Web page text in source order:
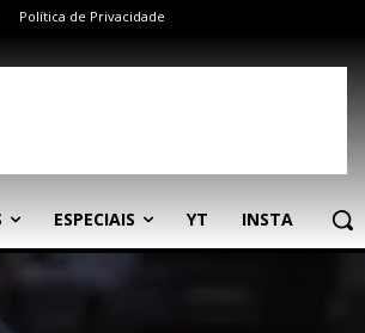
Política de Privacidade
ESPECIAIS YT INSTA